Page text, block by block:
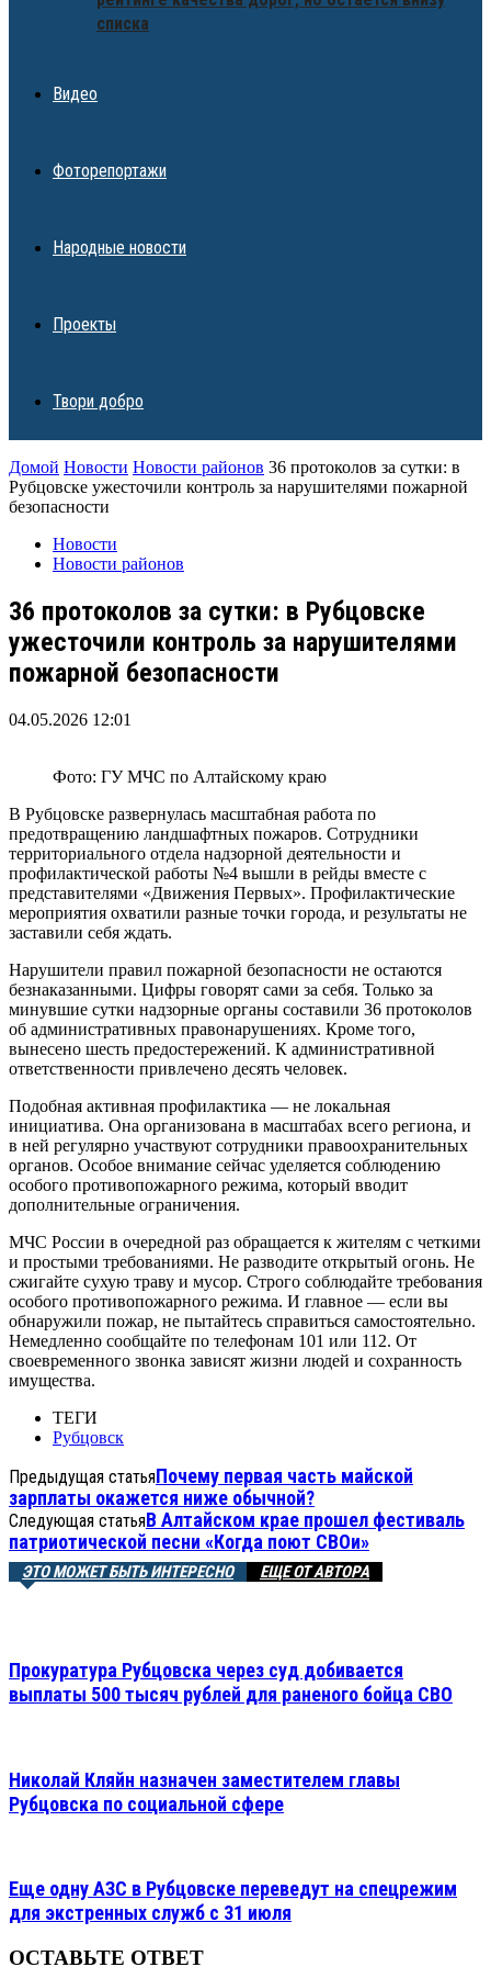
списка
Видео
Фоторепортажи
Народные новости
Проекты
Твори добро
Домой Новости Новости районов 36 протоколов за сутки: в
Рубцовске ужесточили контроль за нарушителями пожарной
безопасности
Новости
Новости районов
36 протоколов за сутки: в Рубцовске
ужесточили контроль за нарушителями
пожарной безопасности
04.05.2026 12:01
Фото: ГУ МЧС по Алтайскому краю
В Рубцовске развернулась масштабная работа по
предотвращению ландшафтных пожаров. Сотрудники
территориального отдела надзорной деятельности и
профилактической работы №4 вышли в рейды вместе с
представителями «Движения Первых». Профилактические
мероприятия охватили разные точки города, и результаты не
заставили себя ждать.
Нарушители правил пожарной безопасности не остаются
безнаказанными. Цифры говорят сами за себя. Только за
минувшие сутки надзорные органы составили 36 протоколов
об административных правонарушениях. Кроме того,
вынесено шесть предостережений. К административной
ответственности привлечено десять человек.
Подобная активная профилактика — не локальная
инициатива. Она организована в масштабах всего региона, и
в ней регулярно участвуют сотрудники правоохранительных
органов. Особое внимание сейчас уделяется соблюдению
особого противопожарного режима, который вводит
дополнительные ограничения.
МЧС России в очередной раз обращается к жителям с четкими
и простыми требованиями. Не разводите открытый огонь. Не
сжигайте сухую траву и мусор. Строго соблюдайте требования
особого противопожарного режима. И главное — если вы
обнаружили пожар, не пытайтесь справиться самостоятельно.
Немедленно сообщайте по телефонам 101 или 112. От
своевременного звонка зависят жизни людей и сохранность
имущества.
ТЕГИ
Рубцовск
Предыдущая статьяПочему первая часть майской
зарплаты окажется ниже обычной?
Следующая статьяВ Алтайском крае прошел фестиваль
патриотической песни «Когда поют СВОи»
ЭТО МОЖЕТ БЫТЬ ИНТЕРЕСНО ЕЩЕ ОТ АВТОРА
Прокуратура Рубцовска через суд добивается
выплаты 500 тысяч рублей для раненого бойца СВО
Николай Кляйн назначен заместителем главы
Рубцовска по социальной сфере
Еще одну АЗС в Рубцовске переведут на спецрежим
для экстренных служб с 31 июля
ОСТАВЬТЕ ОТВЕТ